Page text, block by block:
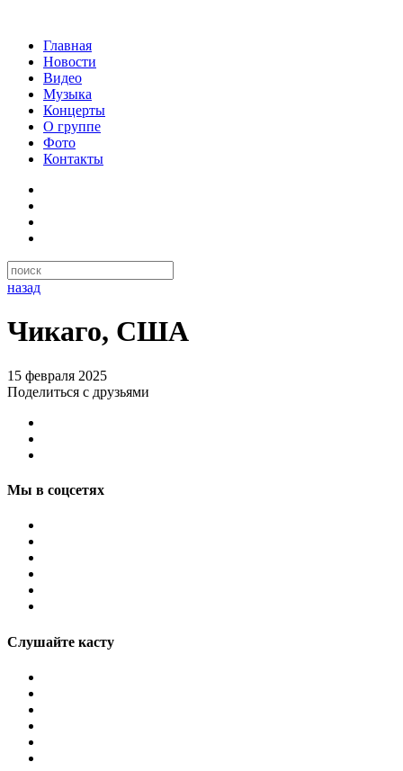
Главная
Новости
Видео
Музыка
Концерты
О группе
Фото
Контакты
назад
Чикаго, США
15 февраля 2025
Поделиться с друзьями
Мы в соцсетях
Слушайте касту